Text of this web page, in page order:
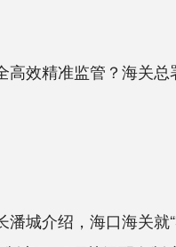
效精准监管？海关总
介绍，海口海关就